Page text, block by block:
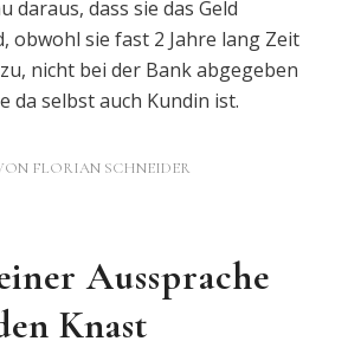
daraus, dass sie das Geld
obwohl sie fast 2 Jahre lang Zeit
nicht bei der Bank abgegeben
da selbst auch Kundin ist.
FLORIAN SCHNEIDER
Aussprache
Knast